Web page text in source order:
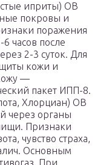
иприты) ОВ
покровы и
поражения
часов после
2-3 суток. Для
кожи и
—
пакет ИПП-8.
Хлорциан) ОВ
через органы
Признаки
чувство страха,
Основным
При